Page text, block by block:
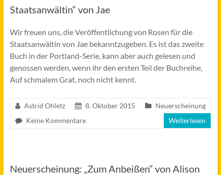
Staatsanwältin“ von Jae
Wir freuen uns, die Veröffentlichung von Rosen für die
Staatsanwältin von Jae bekanntzugeben. Es ist das zweite
Buch in der Portland-Serie, kann aber auch gelesen und
genossen werden, wenn ihr den ersten Teil der Buchreihe,
Auf schmalem Grat, noch nicht kennt.
Astrid Ohletz 8. Oktober 2015
Neuerscheinung
Keine Kommentare
Weiterlesen
Neuerscheinung: „Zum Anbeißen“ von Alison